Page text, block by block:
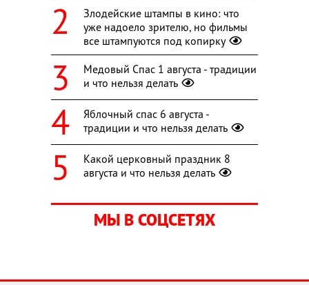
Злодейские штампы в кино: что
уже надоело зрителю, но фильмы
все штампуются под копирку
Медовый Спас 1 августа - традиции
и что нельзя делать
Яблочный спас 6 августа -
традиции и что нельзя делать
Какой церковный праздник 8
августа и что нельзя делать
МЫ В СОЦСЕТЯХ